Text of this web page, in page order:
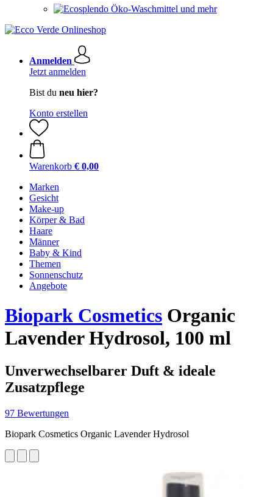
Öko-Waschmittel und mehr
Anmelden
Jetzt anmelden
Bist du neu hier?
Konto erstellen
Warenkorb € 0,00
Marken
Gesicht
Make-up
Körper & Bad
Haare
Männer
Baby & Kind
Themen
Sonnenschutz
Angebote
Biopark Cosmetics Organic
Lavender Hydrosol, 100 ml
Unverwechselbarer Duft & ideale
Zusatzpflege
97 Bewertungen
Biopark Cosmetics Organic Lavender Hydrosol